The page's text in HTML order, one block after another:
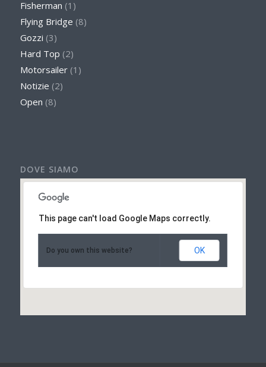
Fisherman (1)
Flying Bridge (8)
Gozzi (3)
Hard Top (2)
Motorsailer(1)
Notizie (2)
Open (8)
DOVE SIAMO
This page can't load Google Maps correctly.
Do you own this website? OK